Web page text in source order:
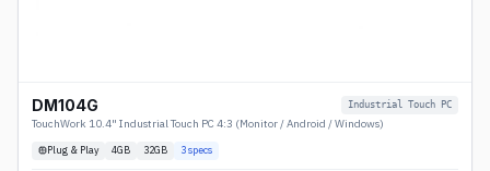
DM104G Industrial Touch PC
TouchWork 10.4" Industrial Touch PC 4:3 (Monitor / Android / Windows)
Plug & Play 4GB 32GB 3specs